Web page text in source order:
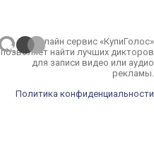
Онлайн сервис «КупиГолос»
позволяет найти лучших дикторов
для записи видео или аудио
рекламы.
Политика конфиденциальности